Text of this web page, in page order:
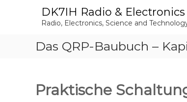
DK7IH Radio &
Radio, Electronics, Science and
Das QRP-Baubuch –
Praktische